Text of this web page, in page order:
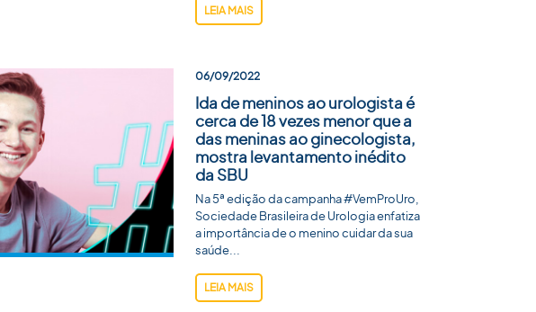
LEIA MAIS
06/09/2022
Ida de meninos ao urologista é
cerca de 18 vezes menor que a
das meninas ao ginecologista,
mostra levantamento inédito
da SBU
Na 5ª edição da campanha #VemProUro,
Sociedade Brasileira de Urologia enfatiza
a importância de o menino cuidar da sua
saúde...
LEIA MAIS